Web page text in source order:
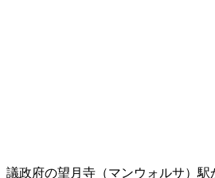
議政府の望月寺（マンウォルサ）駅